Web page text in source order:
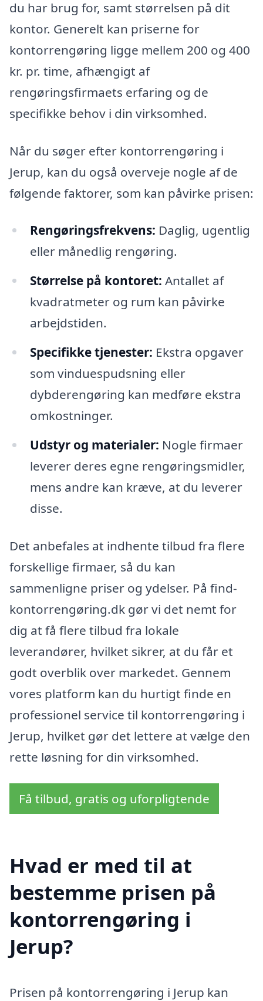
du har brug for, samt størrelsen på dit
kontor. Generelt kan priserne for
kontorrengøring ligge mellem 200 og 400
kr. pr. time, afhængigt af
rengøringsfirmaets erfaring og de
specifikke behov i din virksomhed.
Når du søger efter kontorrengøring i
Jerup, kan du også overveje nogle af de
følgende faktorer, som kan påvirke prisen:
Rengøringsfrekvens: Daglig, ugentlig
eller månedlig rengøring.
Størrelse på kontoret: Antallet af
kvadratmeter og rum kan påvirke
arbejdstiden.
Specifikke tjenester: Ekstra opgaver
som vinduespudsning eller
dybderengøring kan medføre ekstra
omkostninger.
Udstyr og materialer: Nogle firmaer
leverer deres egne rengøringsmidler,
mens andre kan kræve, at du leverer
disse.
Det anbefales at indhente tilbud fra flere
forskellige firmaer, så du kan
sammenligne priser og ydelser. På find-
kontorrengøring.dk gør vi det nemt for
dig at få flere tilbud fra lokale
leverandører, hvilket sikrer, at du får et
godt overblik over markedet. Gennem
vores platform kan du hurtigt finde en
professionel service til kontorrengøring i
Jerup, hvilket gør det lettere at vælge den
rette løsning for din virksomhed.
Få tilbud, gratis og uforpligtende
Hvad er med til at
bestemme prisen på
kontorrengøring i
Jerup?
Prisen på kontorrengøring i Jerup kan